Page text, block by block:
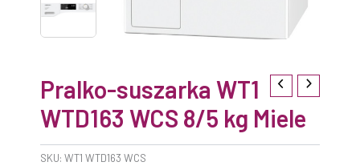
Pralko-suszarka WT1
WTD163 WCS 8/5 kg Miele
SKU: WT1 WTD163 WCS